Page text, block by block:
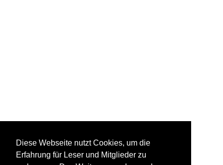
Diese Webseite nutzt Cookies, um die
Erfahrung für Leser und Mitglieder zu